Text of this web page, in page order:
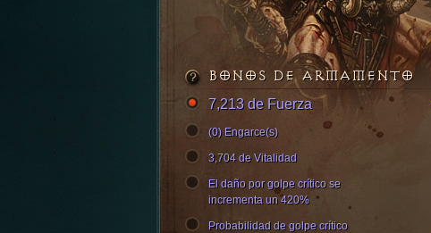
BONOS DE ARMAMENTO
7,213 de Fuerza
(0) Engarce(s)
3,704 de Vitalidad
El daño por golpe crítico se
incrementa un 420%
Probabilidad de golpe crítico